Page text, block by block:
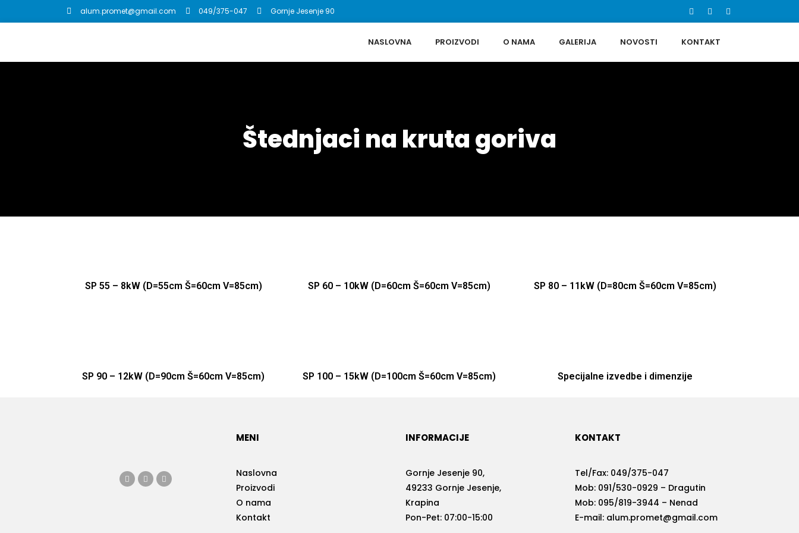
alum.promet@gmail.com 049/375-047 Gornje Jesenje 90
NASLOVNA PROIZVODI O NAMA GALERIJA NOVOSTI KONTAKT
Štednjaci na kruta goriva
SP 55 – 8kW (D=55cm Š=60cm V=85cm) SP 60 – 10kW (D=60cm Š=60cm V=85cm) SP 80 – 11kW (D=80cm Š=60cm V=85cm)
SP 90 – 12kW (D=90cm Š=60cm V=85cm) SP 100 – 15kW (D=100cm Š=60cm V=85cm) Specijalne izvedbe i dimenzije
MENI
Naslovna
Proizvodi
O nama
Kontakt
INFORMACIJE
Gornje Jesenje 90,
49233 Gornje Jesenje,
Krapina
Pon-Pet: 07:00-15:00
KONTAKT
Tel/Fax: 049/375-047
Mob: 091/530-0929 – Dragutin
Mob: 095/819-3944 – Nenad
E-mail: alum.promet@gmail.com